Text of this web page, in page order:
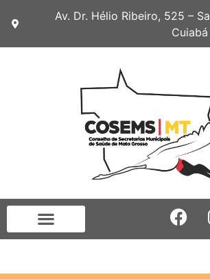
Av. Dr. Hélio Ribeiro, 525 –